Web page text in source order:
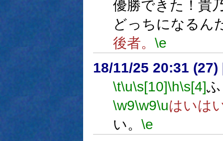
優勝できた！貴
どっちになるん
後者。 \e
18/11/25 20:31 (27)
\t\u\s[10]\h\s[4]
\w9\w9\uはいは
い。 \e